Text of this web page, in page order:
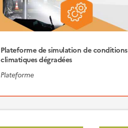
Plateforme de simulation de conditions
climatiques dégradées
Plateforme